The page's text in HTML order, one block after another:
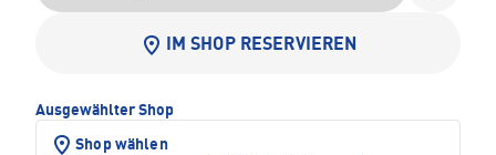
IM SHOP RESERVIEREN
Ausgewählter Shop
Shop wählen